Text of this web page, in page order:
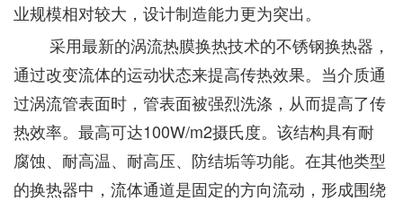
业规模相对较大，设计制造能力更为突出。
采用最新的涡流热膜换热技术的不锈钢换热器，
通过改变流体的运动状态来提高传热效果。当介质通
过涡流管表面时，管表面被强烈洗涤，从而提高了传
热效率。最高可达100W/m2摄氏度。该结构具有耐
腐蚀、耐高温、耐高压、防结垢等功能。在其他类型
的换热器中，流体通道是固定的方向流动，形成围绕